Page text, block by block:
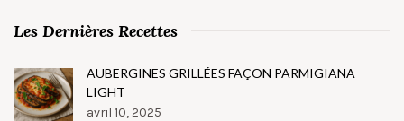
Les Dernières Recettes
AUBERGINES GRILLÉES FAÇON PARMIGIANA
LIGHT
avril 10, 2025